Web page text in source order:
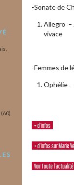
-Sonate de
Allegro –
vivace
-Femmes de
Ophélie –
+ d'infos
+ d'infos sur Marie
Voir Toute l'actualité